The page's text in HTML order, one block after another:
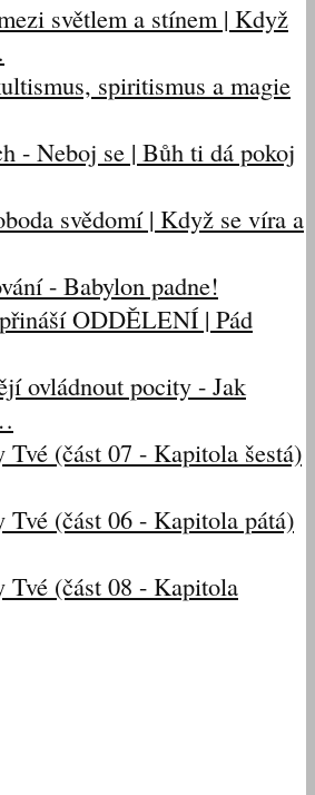
světlem a stínem | Když
spiritismus a magie
- Neboj se | Bůh ti dá pokoj
svědomí | Když se víra a
- Babylon padne!
ODDĚLENÍ | Pád
ovládnout pocity - Jak
Tvé (část 07 - Kapitola šestá)
Tvé (část 06 - Kapitola pátá)
Tvé (část 08 - Kapitola